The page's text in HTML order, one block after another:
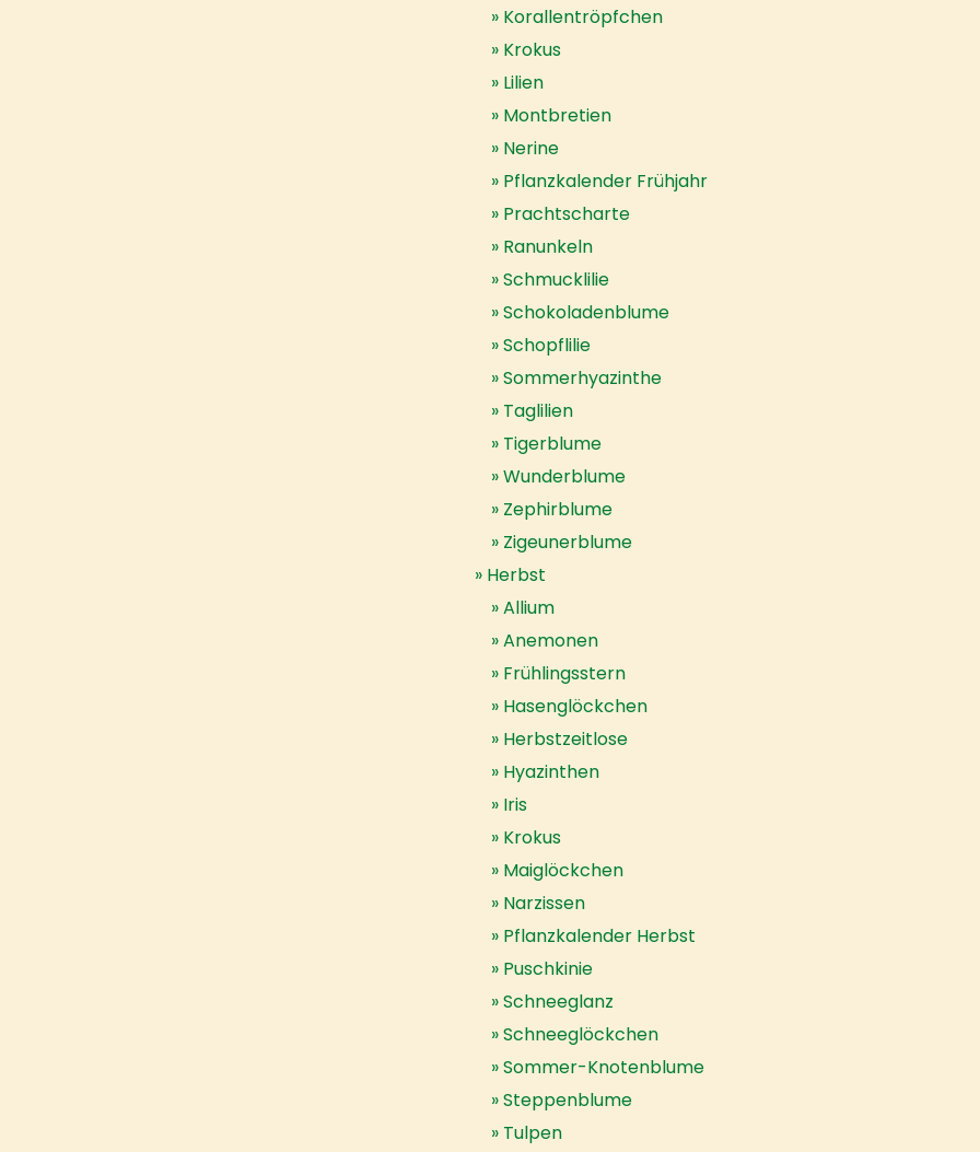
Korallentröpfchen
Krokus
Lilien
Montbretien
Nerine
Pflanzkalender Frühjahr
Prachtscharte
Ranunkeln
Schmucklilie
Schokoladenblume
Schopflilie
Sommerhyazinthe
Taglilien
Tigerblume
Wunderblume
Zephirblume
Zigeunerblume
Herbst
Allium
Anemonen
Frühlingsstern
Hasenglöckchen
Herbstzeitlose
Hyazinthen
Iris
Krokus
Maiglöckchen
Narzissen
Pflanzkalender Herbst
Puschkinie
Schneeglanz
Schneeglöckchen
Sommer-Knotenblume
Steppenblume
Tulpen